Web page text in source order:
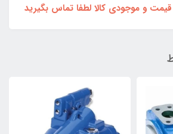
قیمت و موجودی کالا لطفا تماس بگیرید